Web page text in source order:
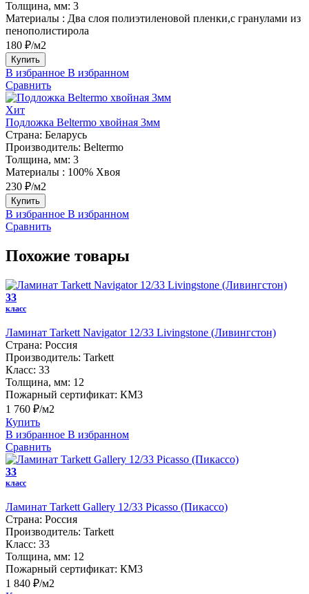
Толщина, мм: 3
Материалы : Два слоя полиэтиленовой пленки,с гранулами из
пенополистирола
180 ₽/м2
Купить
В избранное В избранном
Сравнить
Хит
Подложка Beltermo хвойная 3мм
Страна: Беларусь
Производитель: Beltermo
Толщина, мм: 3
Материалы : 100% Хвоя
230 ₽/м2
Купить
В избранное В избранном
Сравнить
Похожие товары
33
класс
Ламинат Tarkett Navigator 12/33 Livingstone (Ливингстон)
Страна: Россия
Производитель: Tarkett
Класс: 33
Толщина, мм: 12
Пожарный сертификат: КМ3
1 760 ₽/м2
Купить
В избранное В избранном
Сравнить
33
класс
Ламинат Tarkett Gallery 12/33 Picasso (Пикассо)
Страна: Россия
Производитель: Tarkett
Класс: 33
Толщина, мм: 12
Пожарный сертификат: КМ3
1 840 ₽/м2